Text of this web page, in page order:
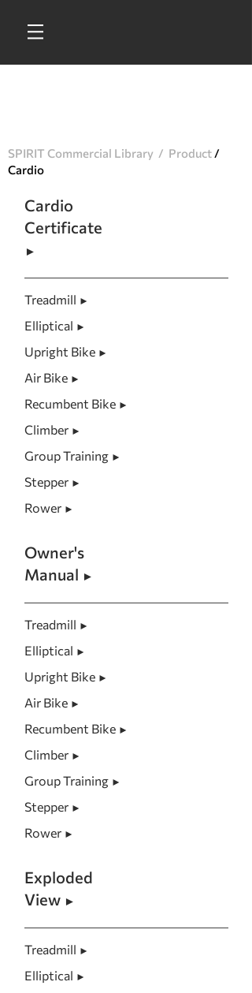
SPIRIT Commercial Library / Product /
Cardio
Cardio
Certificate
►
Treadmill ►
Elliptical ►
Upright Bike ►
Air Bike ►
Recumbent Bike ►
Climber ►
Group Training ►
Stepper ►
Rower ►
Owner's
Manual ►
Treadmill ►
Elliptical ►
Upright Bike ►
Air Bike ►
Recumbent Bike ►
Climber ►
Group Training ►
Stepper ►
Rower ►
Exploded
View ►
Treadmill ►
Elliptical ►